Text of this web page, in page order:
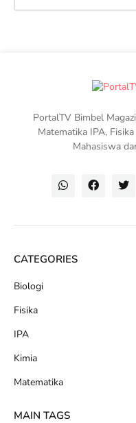
PortalTV Bimbel
Matematika IPA,
Mahasiswa
CATEGORIES
Biologi
Fisika
IPA
Kimia
Matematika
MAIN TAGS